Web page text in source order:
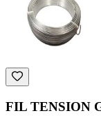
FIL TENSION